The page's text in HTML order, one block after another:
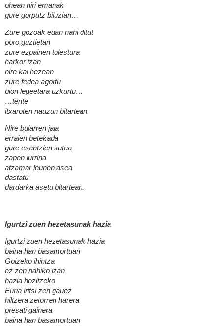
ohean niri emanak
gure gorputz biluzian…
Zure gozoak edan nahi ditut
poro guztietan
zure ezpainen tolestura
harkor izan
nire kai hezean
zure fedea agortu
bion legeetara uzkurtu…
…tente
itxaroten nauzun bitartean.
Nire bularren jaia
erraien betekada
gure esentzien sutea
zapen lurrina
atzamar leunen asea
dastatu
dardarka asetu bitartean.
Igurtzi zuen hezetasunak hazia
Igurtzi zuen hezetasunak hazia
baina han basamortuan
Goizeko ihintza
ez zen nahiko izan
hazia hozitzeko
Euria iritsi zen gauez
hiltzera zetorren harera
presati gainera
baina han basamortuan